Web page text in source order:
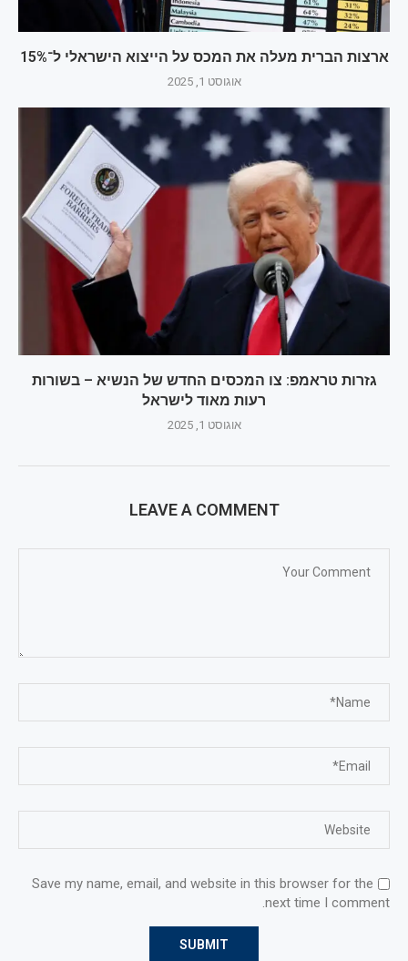
ארצות הברית מעלה את המכס על הייצוא הישראלי ל־15%
אוגוסט 1, 2025
גזרות טראמפ: צו המכסים החדש של הנשיא – בשורות
רעות מאוד לישראל
אוגוסט 1, 2025
LEAVE A COMMENT
Save my name, email, and website in this browser for the
next time I comment.